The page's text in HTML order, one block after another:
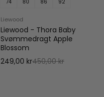
74 80 86 92
Liewood
Liewood - Thora Baby
Svømmedragt Apple
Blossom
249,00 kr450,00 kr